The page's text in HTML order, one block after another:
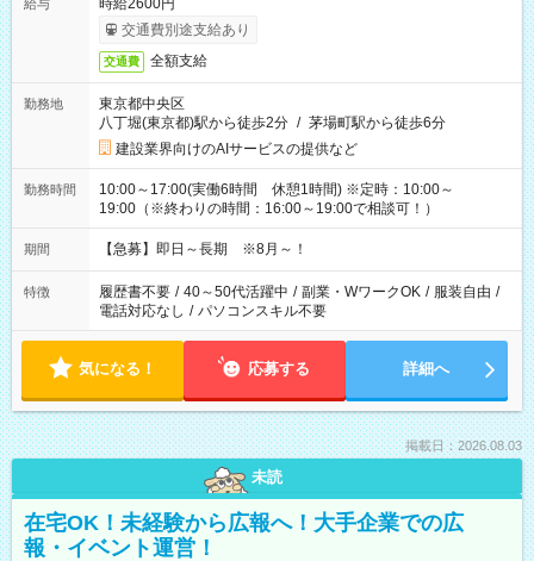
給与
時給2600円
交通費別途支給あり
交通費 全額支給
勤務地
東京都中央区
八丁堀(東京都)駅から徒歩2分 / 茅場町駅から徒歩6分
建設業界向けのAIサービスの提供など
勤務時間
10:00～17:00(実働6時間 休憩1時間) ※定時：10:00～
19:00（※終わりの時間：16:00～19:00で相談可！）
期間 【急募】即日～長期 ※8月～！
特徴 履歴書不要 / 40～50代活躍中 / 副業・WワークOK / 服装自由 /
電話対応なし / パソコンスキル不要
気になる！ 応募する 詳細へ
掲載日：2026.08.03
未読
在宅OK！未経験から広報へ！大手企業での広
報・イベント運営！